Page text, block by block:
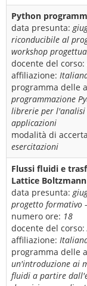
Python
data presunta:
riconducibile al
workshop
docente del corso:
affiliazione:
programma delle
programmazione
librerie per l'analisi
applicazioni
modalità di
esercitazioni
Flussi fluidi e
Lattice Boltzmann
data presunta:
progetto formativo
numero ore: 18
docente del corso:
affiliazione:
programma delle
un'introduzione ai
fluidi a partire